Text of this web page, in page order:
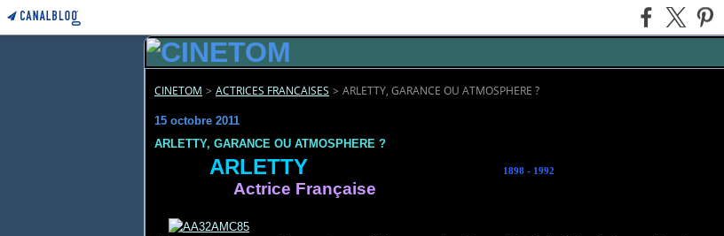
CINETOM > ACTRICES FRANCAISES > ARLETTY, GARANCE OU ATMOSPHERE ?
15 octobre 2011
ARLETTY, GARANCE OU ATMOSPHERE ?
ARLETTY 1898 - 1992
Actrice Française